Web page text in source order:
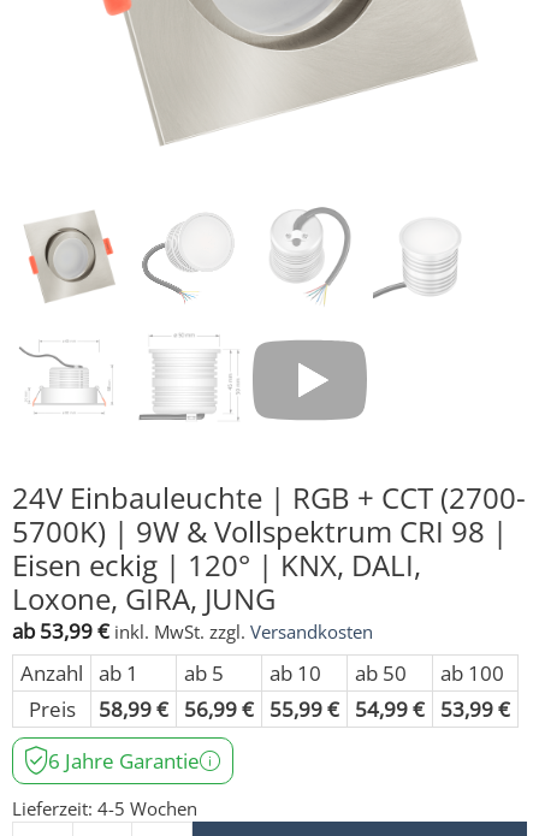
24V Einbauleuchte | RGB + CCT (2700-
5700K) | 9W & Vollspektrum CRI 98 |
Eisen eckig | 120° | KNX, DALI,
Loxone, GIRA, JUNG
ab53,99€ inkl. MwSt. zzgl. Versandkosten
Anzahl ab 1 ab 5 ab 10 ab 50
ab 100
Preis
58,99€ 56,99€ 55,99€ 54,99€ 53,99€
6 Jahre Garantie
Lieferzeit: 4-5 Wochen